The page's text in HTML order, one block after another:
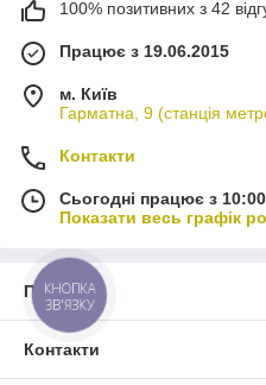
100% позитивних з 42
Працює з 19.06.2015
м. Київ
Гарматна, 9 (станція
Контакти
Сьогодні працює з
Показати весь графік
Про нас
Контакти
КНОПКА
ЗВ'ЯЗКУ